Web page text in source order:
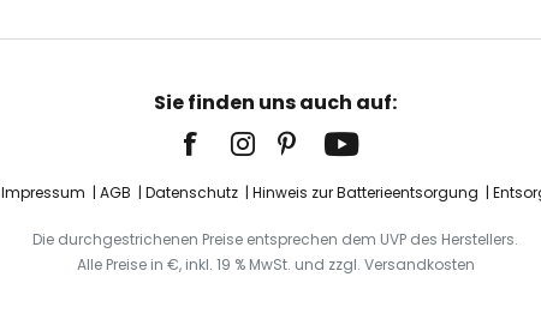
Sie finden uns auch auf:
Impressum AGB Datenschutz Hinweis zur Batterieentsorgung
Die durchgestrichenen Preise entsprechen dem UVP des Herstellers.
Alle Preise in €, inkl. 19 % MwSt. und zzgl. Versandkosten